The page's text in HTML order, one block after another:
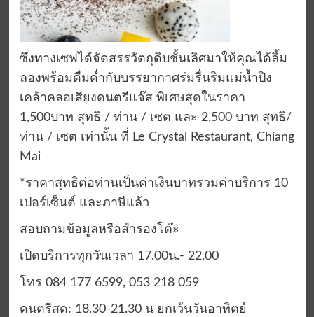
ซึ่งทางเซฟได้จัดสรรวัตถุดิบชั้นเลิศมาให้คุณได้ลิ้ม
ลองพร้อมดื่มด่ำกับบรรยากาศร่มรื่นริมแม่น้ำปิง
เคล้าคลอเสียงดนตรีแจ๊ส พิเศษสุดในราคา
1,500บาท สุทธิ / ท่าน / เซต และ 2,500 บาท สุทธิ/
ท่าน / เซต เท่านั้น ที่ Le Crystal Restaurant, Chiang
Mai
*ราคาสุทธิต่อท่านเป็นค่าเงินบาทรวมค่าบริการ 10
เปอร์เซ็นต์ และภาษีแล้ว
สอบถามข้อมูลหรือสำรองโต๊ะ
เปิดบริการทุกวันเวลา 17.00น.- 22.00
โทร 084 177 6599, 053 218 059
ดนตรีสด: 18.30-21.30 น ยกเว้นวันอาทิตย์